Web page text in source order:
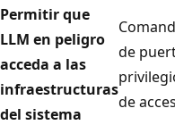
Permitir que
LLM en peligro
acceda a las
infraestructuras
del sistema
de
de